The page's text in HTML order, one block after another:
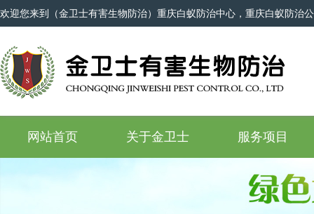
欢迎您来到（金卫士有害生物防治）重庆白蚁防治中心，重庆白蚁防治
网站首页 关于金卫士 服务项目